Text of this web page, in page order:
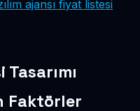
ajansı fiyat listesi
Faktörler